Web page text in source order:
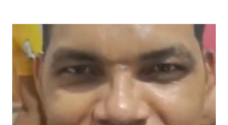
manifestação busca chamar a atenção das autoridades para
a pauta da pesca artesanal maranhense, exigindo o
cumprimento de garantias e assistência aos trabalhadores
do setor. Motoristas que planejam trafegar por essas
regiões na data devem estar atentos a possíveis
congestionamentos e atrasos.